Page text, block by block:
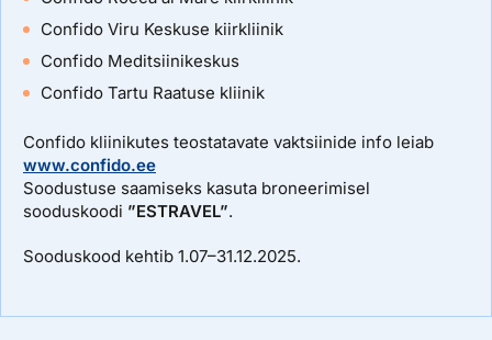
Confido Viru Keskuse kiirkliinik
Confido Meditsiinikeskus
Confido Tartu Raatuse kliinik
Confido kliinikutes teostatavate vaktsiinide info leiab
www.confido.ee
Soodustuse saamiseks kasuta broneerimisel
sooduskoodi ”ESTRAVEL”.
Sooduskood kehtib 1.07–31.12.2025.